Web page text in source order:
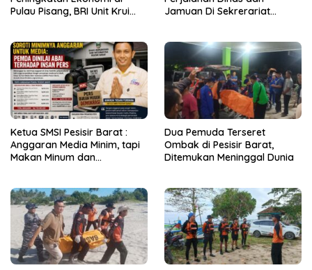
Pulau Pisang, BRI Unit Krui
Jamuan Di Sekrerariat
Ketua SMSI Pesisir Barat :
Anggaran Media Minim, tapi
Makan Minum dan
Dua Pemuda Terseret
Ombak di Pesisir Barat,
Ditemukan Meninggal Dunia